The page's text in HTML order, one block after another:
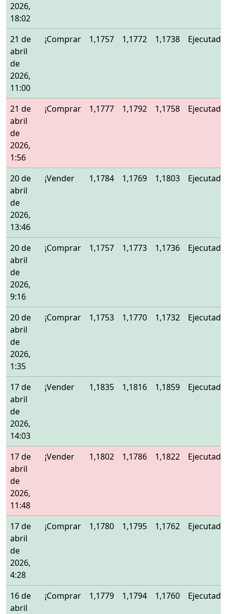
2026,
18:02
21 de
abril
de
2026,
11:00
¡Comprar 1,1757 1,1772 1,1738 Ejecutado
21 de
abril
de
2026,
1:56
¡Comprar 1,1777 1,1792 1,1758 Ejecutado
20 de
abril
de
2026,
13:46
¡Vender 1,1784 1,1769 1,1803 Ejecutado
20 de
abril
de
2026,
9:16
¡Comprar 1,1757 1,1773 1,1736 Ejecutado
20 de
abril
de
2026,
1:35
¡Comprar 1,1753 1,1770 1,1732 Ejecutado
17 de
abril
de
2026,
14:03
¡Vender 1,1835 1,1816 1,1859 Ejecutado
17 de
abril
de
2026,
11:48
¡Vender 1,1802 1,1786 1,1822 Ejecutado
17 de
abril
de
2026,
4:28
¡Comprar 1,1780 1,1795 1,1762 Ejecutado
16 de
abril
¡Comprar 1,1779 1,1794 1,1760 Ejecutado